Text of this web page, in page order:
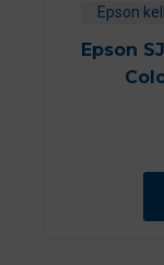
Epson
Epson